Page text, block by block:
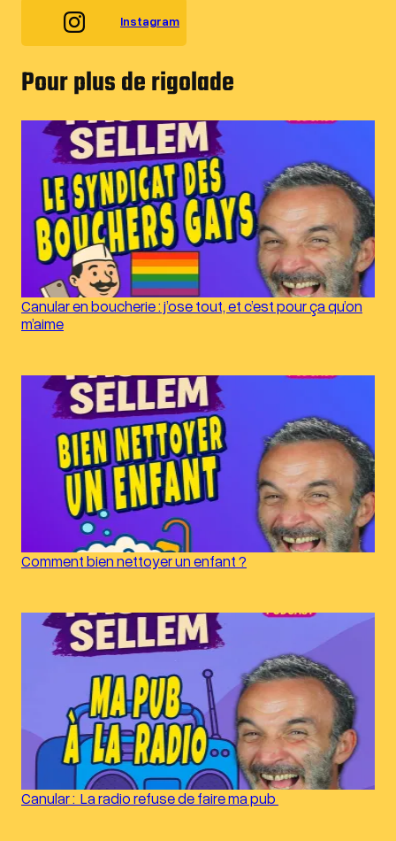
Instagram
Pour plus de rigolade
Canular en boucherie : j’ose tout, et c’est pour ça qu’on
m’aime
Comment bien nettoyer un enfant ?
Canular : La radio refuse de faire ma pub